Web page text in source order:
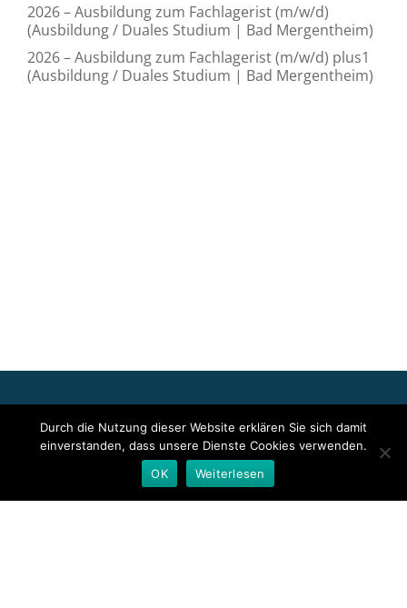
2026 – Ausbildung zum Fachlagerist (m/w/d)
(Ausbildung / Duales Studium | Bad Mergentheim)
2026 – Ausbildung zum Fachlagerist (m/w/d) plus1
(Ausbildung / Duales Studium | Bad Mergentheim)
Event bzw. das Stellenangebot sowie für das angezeigte Bild- und
Tonmaterial ist allein der jeweils angegebene Herausgeber
verantwortlich. Dieser ist in der Regel auch Urheber der
Pressetexte sowie der angehängten Bild-, Ton- und
Durch die Nutzung dieser Website erklären Sie sich damit
einverstanden, dass unsere Dienste Cookies verwenden.
OK
Weiterlesen